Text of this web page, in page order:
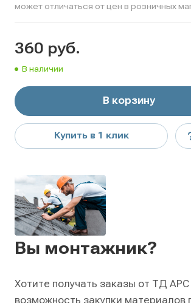
может отличаться от цен в розничных
360 руб.
В наличии
В корзину
Купить в 1 клик
Вы монтажник?
Хотите получать заказы от ТД АРС
возможность закупки материалов